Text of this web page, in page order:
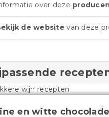
over deze
de website van deze
en witte